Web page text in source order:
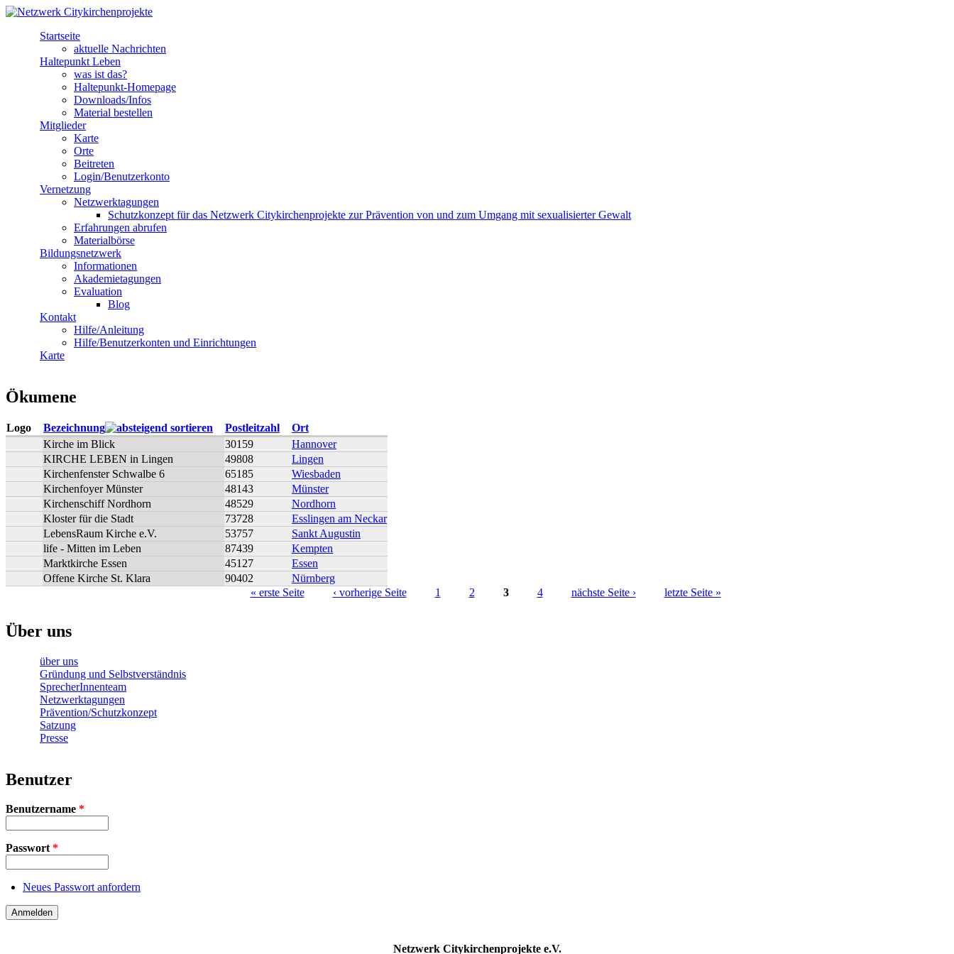
Direkt zum Inhalt
Netzwerk
Citykirchenprojekte
Startseite
aktuelle Nachrichten
Haltepunkt Leben
was ist das?
Haltepunkt-Homepage
Downloads/Infos
Material bestellen
Mitglieder
Karte
Orte
Beitreten
Login/Benutzerkonto
Vernetzung
Netzwerktagungen
Schutzkonzept für das Netzwerk Citykirchenprojekte zur Prävention von und zum Umgang mit sexualisierter Gewalt
Erfahrungen abrufen
Materialbörse
Bildungsnetzwerk
Informationen
Akademietagungen
Evaluation
Blog
Kontakt
Hilfe/Anleitung
Hilfe/Benutzerkonten und Einrichtungen
Karte
Ökumene
Logo Bezeichnung Postleitzahl
Ort
Kirche im Blick
30159
Hannover
KIRCHE LEBEN in Lingen
49808
Lingen
Kirchenfenster Schwalbe 6
65185
Wiesbaden
Kirchenfoyer Münster
48143
Münster
Kirchenschiff Nordhorn
48529
Nordhorn
Kloster für die Stadt
73728
Esslingen am Neckar
LebensRaum Kirche e.V.
53757
Sankt Augustin
life - Mitten im Leben
87439
Kempten
Marktkirche Essen
45127
Essen
Offene Kirche St. Klara
90402 Nürnberg
« erste Seite ‹ vorherige Seite 1 2 3 4 nächste Seite › letzte Seite »
Über uns
über uns
Gründung und Selbstverständnis
SprecherInnenteam
Netzwerktagungen
Prävention/Schutzkonzept
Satzung
Presse
Benutzer
Benutzername *
Passwort*
Neues Passwort anfordern
Netzwerk Citykirchenprojekte e.V.